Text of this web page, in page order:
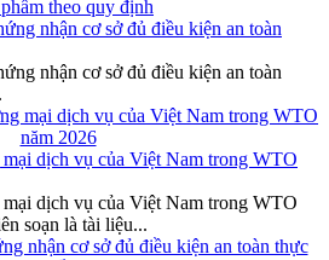
nhận cơ sở đủ điều kiện an toàn
nhận cơ sở đủ điều kiện an toàn
dịch vụ của Việt Nam trong WTO
dịch vụ của Việt Nam trong WTO
soạn là tài liệu...